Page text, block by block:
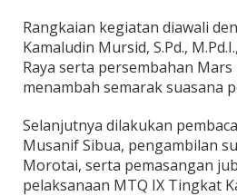
I
W
U
J
D
D
U
K
U
Rangkaian kegiatan diawali
Kamaludin Mursid, S.Pd.,
Raya serta persembahan
menambah semarak suasana
Selanjutnya dilakukan
Musanif Sibua, pengambilan
Morotai, serta pemasangan
pelaksanaan MTQ IX Tingkat